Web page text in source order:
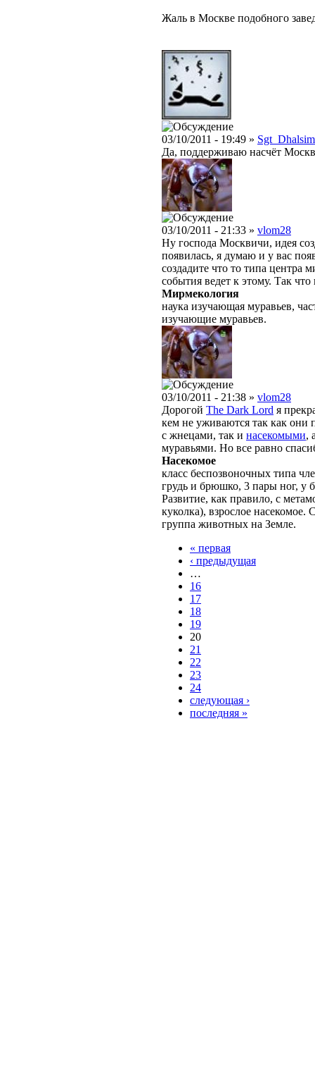
Жаль в Москве подобного
03/10/2011 - 19:49 » Sgt_Dhalsim
Да, поддерживаю насчёт
03/10/2011 - 21:33 » vlom28
Ну господа Москвичи, идея
появилась, я думаю и у вас
создадите что то типа центра
события ведет к этому. Так
Мирмекология
наука изучающая муравьев,
изучающие муравьев.
03/10/2011 - 21:38 » vlom28
Дорогой The Dark Lord я
кем не уживаются так как они
с жнецами, так и насекомыми,
муравьями. Но все равно
Насекомое
класс беспозвоночных типа
грудь и брюшко, 3 пары ног, у
Развитие, как правило, с
куколка), взрослое насекомое.
группа животных на Земле.
« первая
‹ предыдущая
…
16
17
18
19
20
21
22
23
24
следующая ›
последняя »